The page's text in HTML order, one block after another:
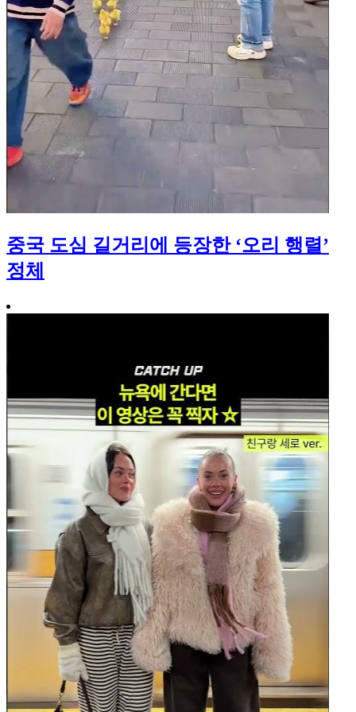
중국 도심 길거리에 등장한 ‘오리 행렬’
정체